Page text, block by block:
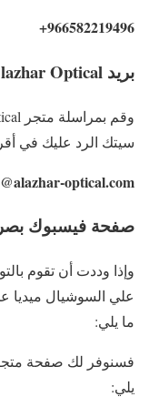
966582219496+
بريد Alazhar Optical الإلكتروني
سيتك الرد عليك في
optical.com
صفحة فيسبوك
وإذا وددت أن تقوم
علي السوشيال ميديا
ما يلي:
فسنوفر لك صفحة
يلي: